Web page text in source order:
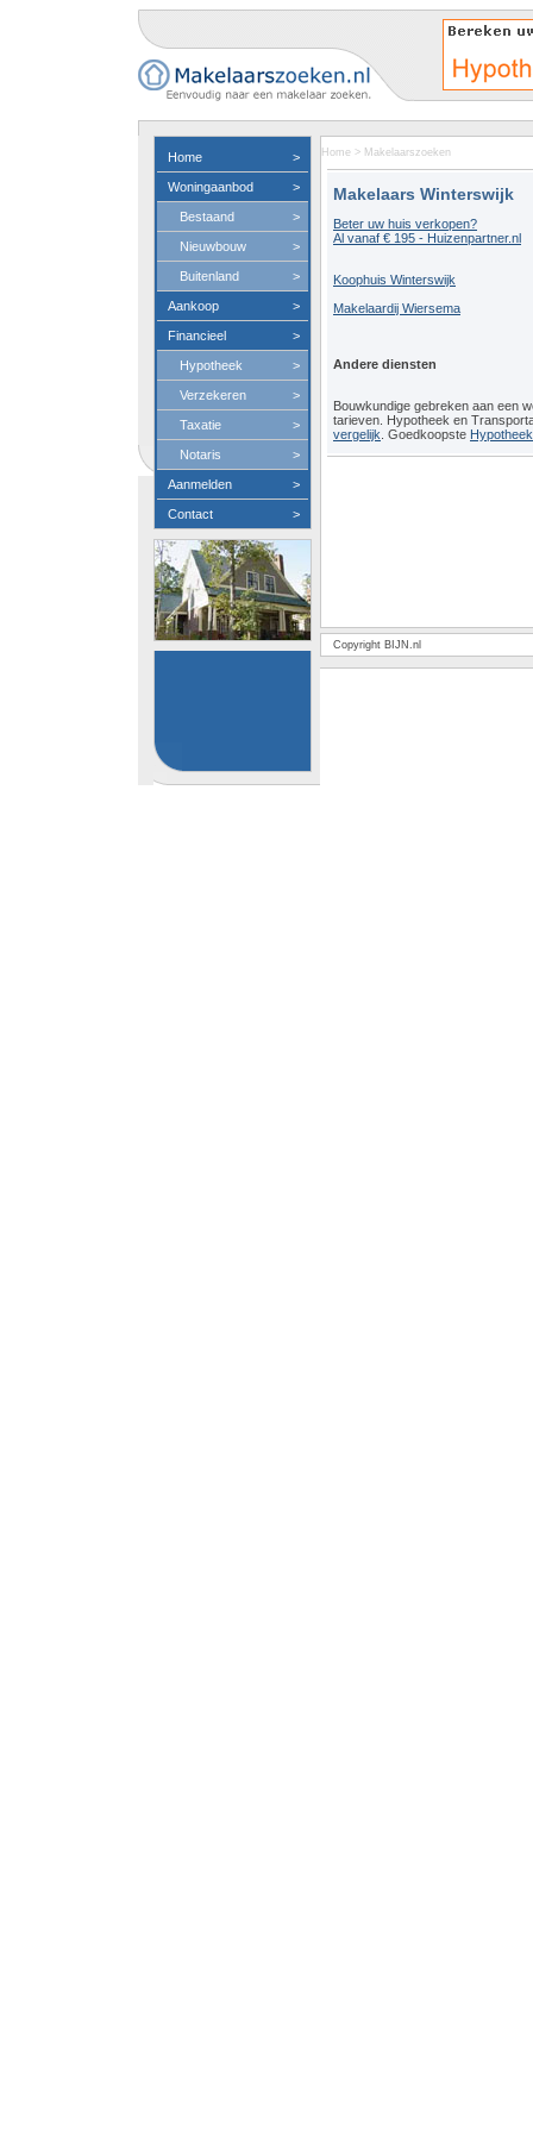
Home >
Woningaanbod >
Bestaand >
Nieuwbouw >
Buitenland >
Aankoop >
Financieel >
Hypotheek >
Verzekeren >
Taxatie >
Notaris >
Aanmelden >
Contact >
Home > Makelaarszoeken
Makelaars Winterswijk
Beter uw huis verkopen?
Al vanaf € 195 - Huizenpartner.nl
Koophuis Winterswijk
Makelaardij Wiersema
Andere diensten
Bouwkundige gebreken aan een
tarieven. Hypotheek en
vergelijk . Goedkoopste
Copyright BIJN.nl